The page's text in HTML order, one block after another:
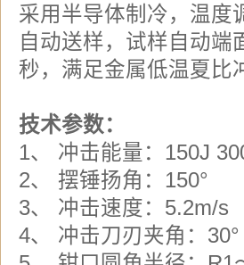
采用半导体制冷，温度
自动送样，试样自动端
秒，满足金属低温夏比
技术参数：
1、 冲击能量：150J
2、 摆锤扬角：150°
3、 冲击速度：5.2m/s
4、 冲击刀刃夹角：30°